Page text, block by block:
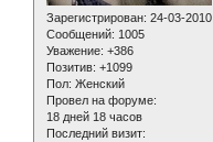
Зарегистрирован: 24-03-2010
Сообщений: 1005
Уважение: +386
Позитив: +1099
Пол: Женский
Провел на форуме:
18 дней 18 часов
Последний визит: